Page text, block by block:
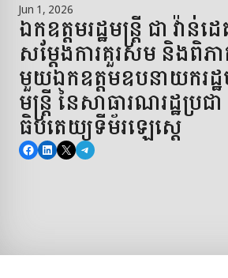
Jun 1, 2026
ឯកឧត្តមរដ្ឋមន្រ្តី ជា វ៉ាន់
សម្តែងការគួរសម និងពិភាក្
មួយឯកឧត្តមឧបនាយករដ្ឋម
មន្ត្រី នៃសាធារណរដ្ឋប្រជា
ធិបតេយ្យទីម័រឡេស្តេ
Share on Facebook
Share on LinkedIn
Share on X Share on Telegram